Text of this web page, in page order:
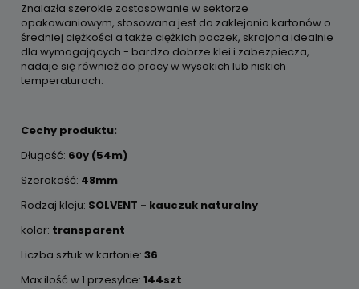
Znalazła szerokie zastosowanie w sektorze
opakowaniowym, stosowana jest do zaklejania kartonów o
średniej ciężkości a także ciężkich paczek, skrojona idealnie
dla wymagających - bardzo dobrze klei i zabezpiecza,
nadaje się również do pracy w wysokich lub niskich
temperaturach.
Cechy produktu:
Długość: 60y (54m)
Szerokość: 48mm
Rodzaj kleju: SOLVENT - kauczuk naturalny
kolor: transparent
Liczba sztuk w kartonie: 36
Max ilość w 1 przesyłce: 144szt